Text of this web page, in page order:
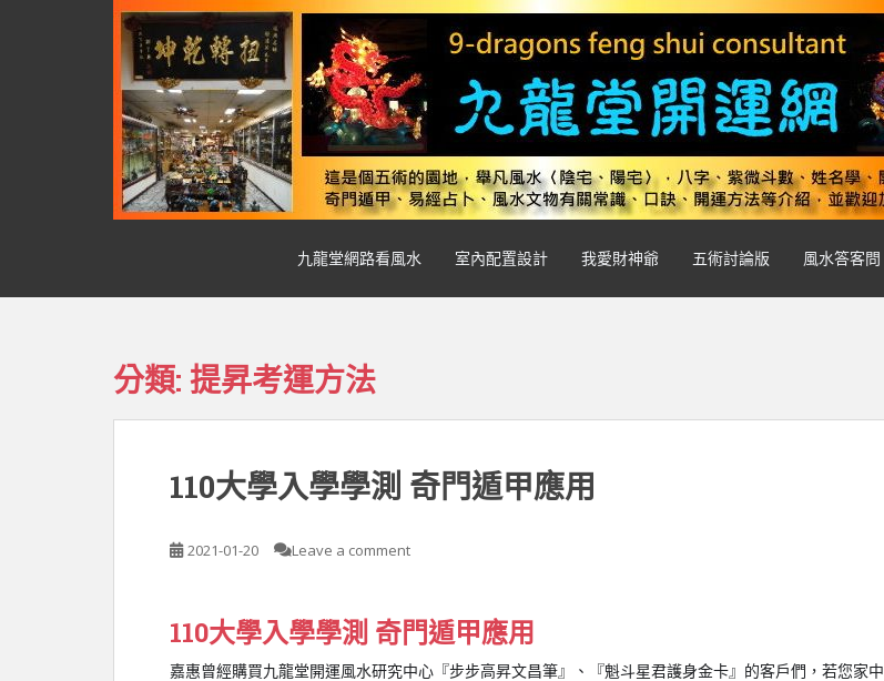
o
九龍堂網路看風水 室內配置設計 我愛財神爺 五術討論版 風水答客問
分類: 提昇考運方法
110大學入學學測 奇門遁甲應用
2021-01-20 Leave a comment
110大學入學學測 奇門遁甲應用
嘉惠曾經購買九龍堂開運風水研究中心『步步高昇文昌筆』、『魁斗星君護身金卡』的客戶們，若您家中